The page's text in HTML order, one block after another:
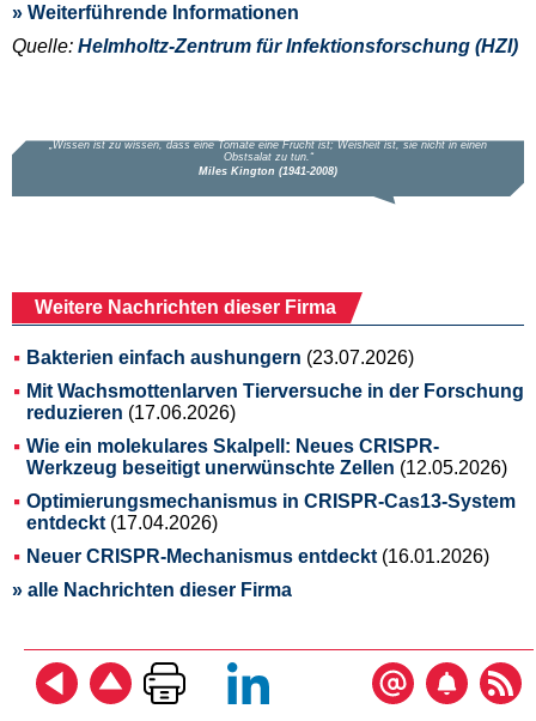
» Weiterführende Informationen
Quelle: Helmholtz-Zentrum für Infektionsforschung (HZI)
Weitere Nachrichten dieser Firma
Bakterien einfach aushungern (23.07.2026)
Mit Wachsmottenlarven Tierversuche in der Forschung
reduzieren (17.06.2026)
Wie ein molekulares Skalpell: Neues CRISPR-
Werkzeug beseitigt unerwünschte Zellen (12.05.2026)
Optimierungsmechanismus in CRISPR-Cas13-System
entdeckt (17.04.2026)
Neuer CRISPR-Mechanismus entdeckt (16.01.2026)
» alle Nachrichten dieser Firma